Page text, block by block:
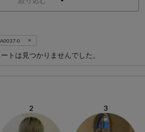
0 ×
トは見つかりませんでした。
2 3